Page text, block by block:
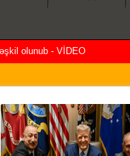
olunub - VİDEO